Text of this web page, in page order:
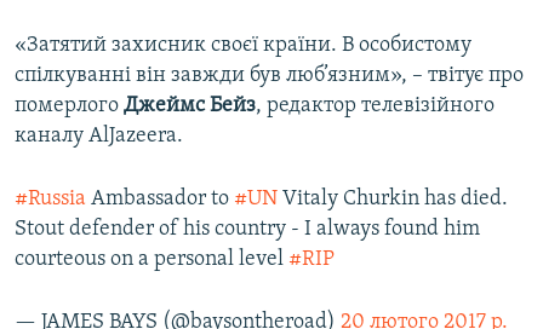
«Затятий захисник своєї країни. В особистому
спілкуванні він завжди був люб’язним», – твітує про
померлого Джеймс Бейз, редактор телевізійного
каналу AlJazeera.
#Russia Ambassador to #UN Vitaly Churkin has died.
Stout defender of his country - I always found him
courteous on a personal level #RIP
— JAMES BAYS (@baysontheroad) 20 лютого 2017 р.